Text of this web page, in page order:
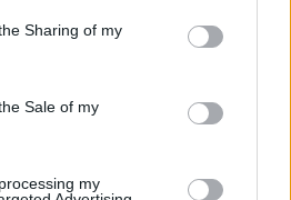
Sharing of my
Sale of my
my